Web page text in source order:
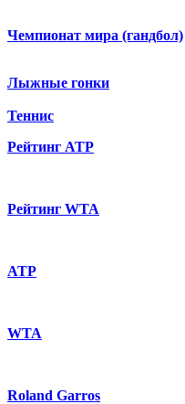
Чемпионат мира (гандбол)
Лыжные гонки
Теннис
Рейтинг ATP
Рейтинг WTA
ATP
WTA
Roland Garros